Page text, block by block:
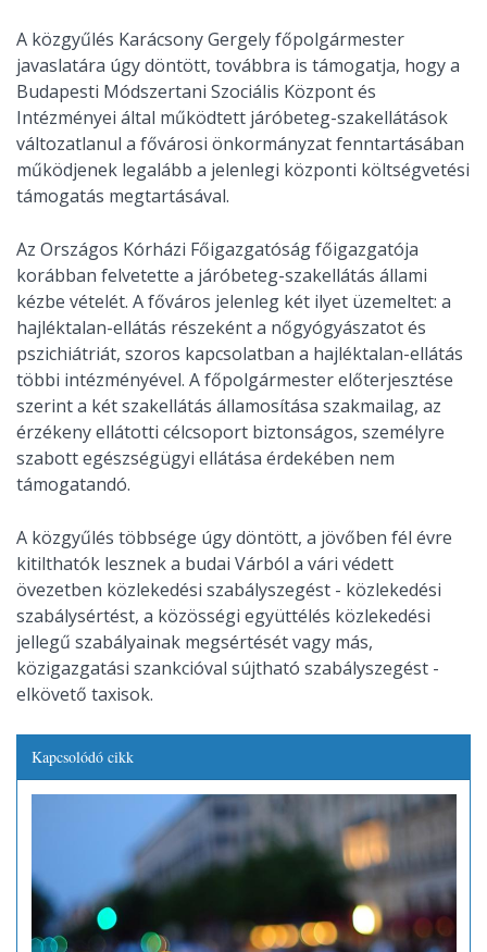
A közgyűlés Karácsony Gergely főpolgármester
javaslatára úgy döntött, továbbra is támogatja, hogy a
Budapesti Módszertani Szociális Központ és
Intézményei által működtett járóbeteg-szakellátások
változatlanul a fővárosi önkormányzat fenntartásában
működjenek legalább a jelenlegi központi költségvetési
támogatás megtartásával.
Az Országos Kórházi Főigazgatóság főigazgatója
korábban felvetette a járóbeteg-szakellátás állami
kézbe vételét. A főváros jelenleg két ilyet üzemeltet: a
hajléktalan-ellátás részeként a nőgyógyászatot és
pszichiátriát, szoros kapcsolatban a hajléktalan-ellátás
többi intézményével. A főpolgármester előterjesztése
szerint a két szakellátás államosítása szakmailag, az
érzékeny ellátotti célcsoport biztonságos, személyre
szabott egészségügyi ellátása érdekében nem
támogatandó.
A közgyűlés többsége úgy döntött, a jövőben fél évre
kitilthatók lesznek a budai Várból a vári védett
övezetben közlekedési szabályszegést - közlekedési
szabálysértést, a közösségi együttélés közlekedési
jellegű szabályainak megsértését vagy más,
közigazgatási szankcióval sújtható szabályszegést -
elkövető taxisok.
Kapcsolódó cikk